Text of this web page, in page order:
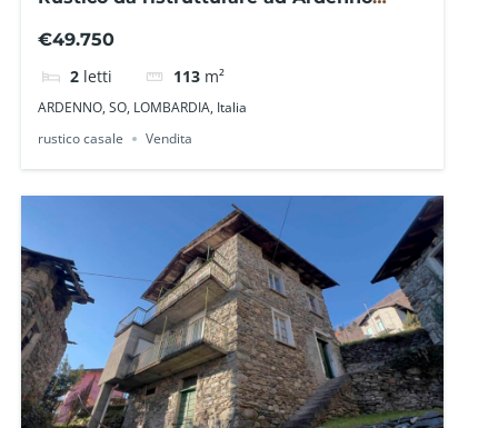
€49.750
2 letti 113 m²
ARDENNO, SO, LOMBARDIA, Italia
rustico casale
Vendita